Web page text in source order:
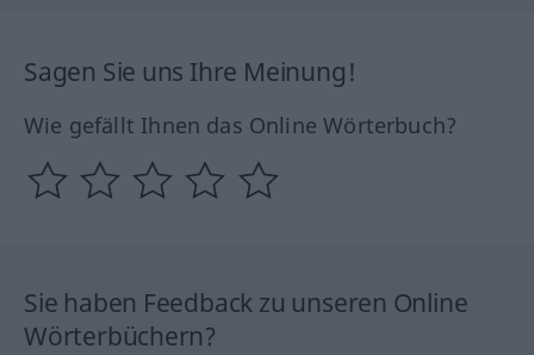
Sagen Sie uns Ihre Meinung!
Wie gefällt Ihnen das Online Wörterbuch?
Sie haben Feedback zu unseren Online
Wörterbüchern?